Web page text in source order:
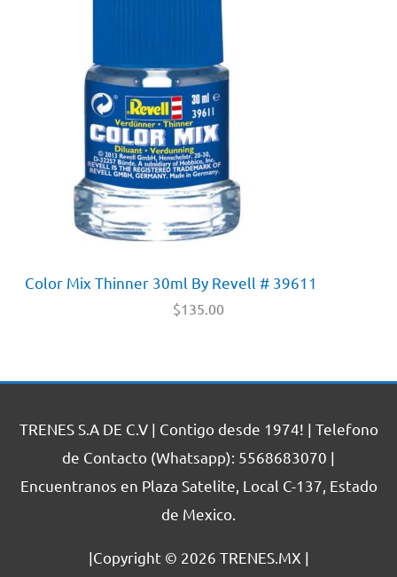
Color Mix Thinner 30ml By Revell # 39611
$135.00
TRENES S.A DE C.V | Contigo desde 1974! | Telefono
de Contacto (Whatsapp): 5568683070 |
Encuentranos en Plaza Satelite, Local C-137, Estado
de Mexico.
|Copyright © 2026 TRENES.MX |